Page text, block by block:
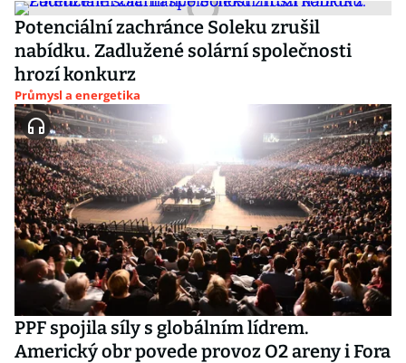
Potenciální zachránce Soleku zrušil
nabídku. Zadlužené solární společnosti
hrozí konkurz
Průmysl a energetika
PPF spojila síly s globálním lídrem.
Americký obr povede provoz O2 areny i Fora